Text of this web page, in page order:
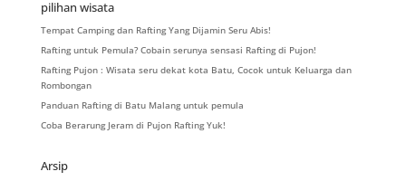
pilihan wisata
Tempat Camping dan Rafting Yang Dijamin Seru Abis!
Rafting untuk Pemula? Cobain serunya sensasi Rafting di Pujon!
Rafting Pujon : Wisata seru dekat kota Batu, Cocok untuk Keluarga dan
Rombongan
Panduan Rafting di Batu Malang untuk pemula
Coba Berarung Jeram di Pujon Rafting Yuk!
Arsip